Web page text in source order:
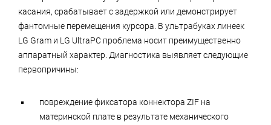
касания, срабатывает с задержкой или демонстрирует
фантомные перемещения курсора. В ультрабуках линеек
LG Gram и LG UltraPC проблема носит преимущественно
аппаратный характер. Диагностика выявляет следующие
первопричины:
повреждение фиксатора коннектора ZIF на
материнской плате в результате механического